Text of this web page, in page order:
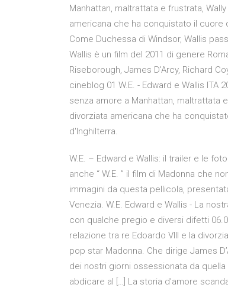
Manhattan, maltrattata e frustrata,
americana che ha conquistato il cuore
Come Duchessa di Windsor, Wallis
Wallis è un film del 2011 di genere
Riseborough, James D'Arcy, Richard
cineblog 01 W.E. - Edward e Wallis
senza amore a Manhattan, maltrattata
divorziata americana che ha
d'Inghilterra.
W.E. – Edward e Wallis: il trailer e le
anche “ W.E. ” il film di Madonna che
immagini da questa pellicola,
Venezia. W.E. Edward e Wallis - La
con qualche pregio e diversi difetti
relazione tra re Edoardo VIII e la
pop star Madonna. Che dirige James
dei nostri giorni ossessionata da
abdicare al […] La storia d'amore